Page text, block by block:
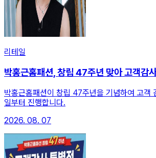
리테일
박홍근홈패션, 창립 47주년 맞아 고객감
박홍근홈패션이 창립 47주년을 기념하여 고객
일부터 진행합니다.
2026. 08. 07